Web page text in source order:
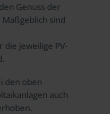
Genuss der
sind
jeweilige PV-
den oben
auch